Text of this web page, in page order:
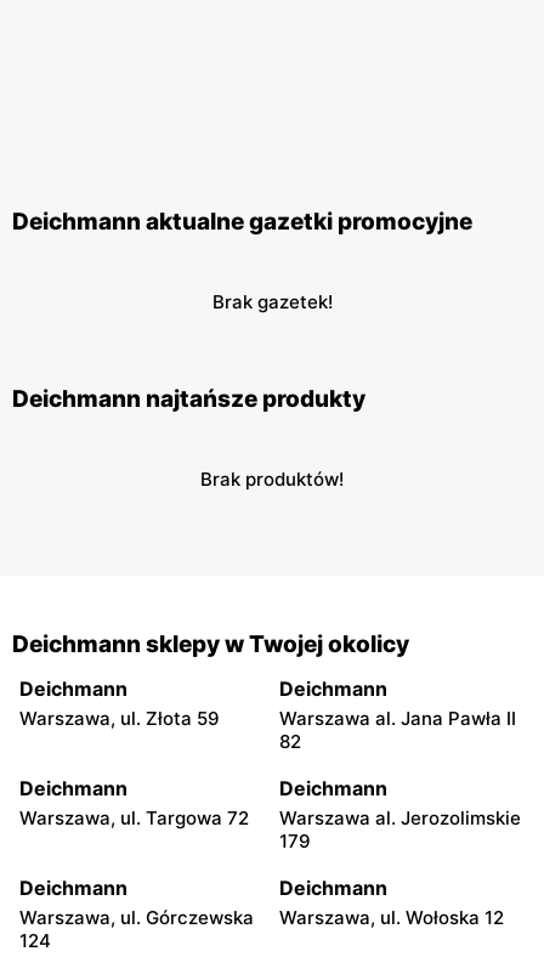
Deichmann aktualne gazetki promocyjne
Brak gazetek!
Deichmann najtańsze produkty
Brak produktów!
Deichmann sklepy w Twojej okolicy
Deichmann
Warszawa, ul. Złota 59
Deichmann
Warszawa al. Jana Pawła II
82
Deichmann
Warszawa, ul. Targowa 72
Deichmann
Warszawa al. Jerozolimskie
179
Deichmann
Warszawa, ul. Górczewska
124
Deichmann
Warszawa, ul. Wołoska 12